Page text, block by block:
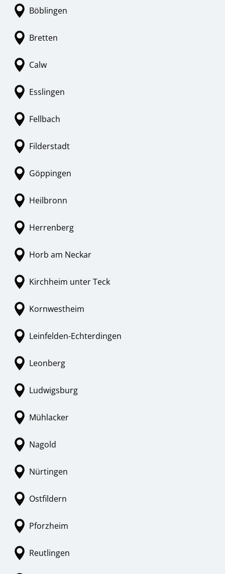
Böblingen
Bretten
Calw
Esslingen
Fellbach
Filderstadt
Göppingen
Heilbronn
Herrenberg
Horb am Neckar
Kirchheim unter Teck
Kornwestheim
Leinfelden-Echterdingen
Leonberg
Ludwigsburg
Mühlacker
Nagold
Nürtingen
Ostfildern
Pforzheim
Reutlingen